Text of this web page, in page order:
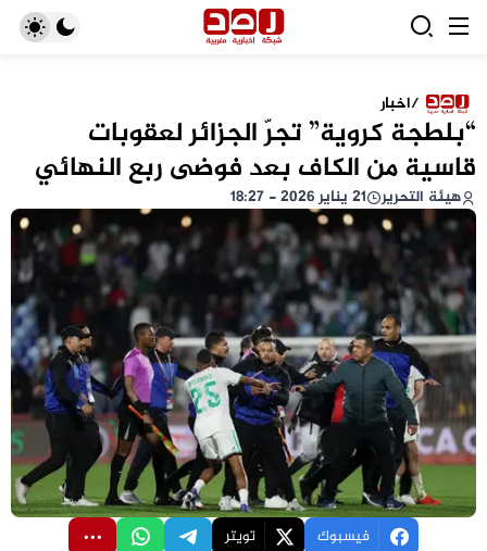
/اخبار
“بلطجة كروية” تجرّ الجزائر لعقوبات
قاسية من الكاف بعد فوضى ربع النهائي
هيئة التحرير 21 يناير 2026 - 18:27
فيسبوك تويتر